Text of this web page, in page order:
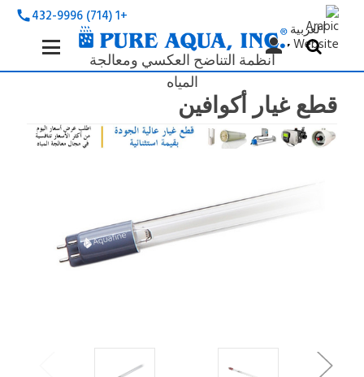
call +1 (714) 432-9996
ا لعربية

أنظمة التناضح العكسي ومعالجة
المياه
Search
Keyword:

person
قطع غيار أكوافين